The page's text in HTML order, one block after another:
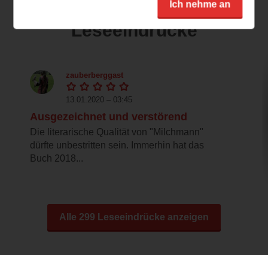
Leseeindrücke
zauberberggast
13.01.2020 – 03:45
Ausgezeichnet und verstörend
Die literarische Qualität von "Milchmann"
dürfte unbestritten sein. Immerhin hat das
Buch 2018...
Alle 299 Leseeindrücke anzeigen
Ich nehme an